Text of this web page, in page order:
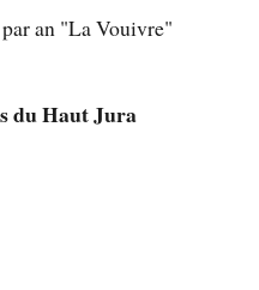
an "La Vouivre"
du Haut Jura